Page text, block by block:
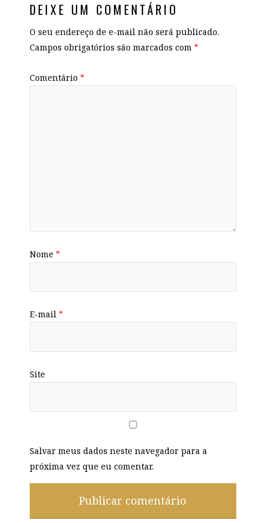
DEIXE UM COMENTÁRIO
O seu endereço de e-mail não será publicado.
Campos obrigatórios são marcados com *
Comentário *
Nome *
E-mail *
Site
Salvar meus dados neste navegador para a
próxima vez que eu comentar.